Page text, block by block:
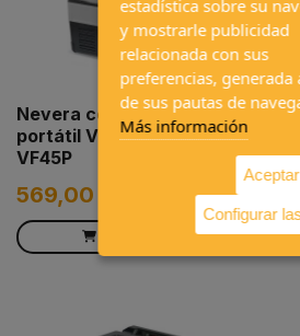
Nevera compresor 12V
portátil VITRIFRIGO
VF45P
569,00 €
estadística sobre su
y mostrarle publicidad
relacionada con sus
preferencias, generada
de sus pautas de
Más información
Configurar